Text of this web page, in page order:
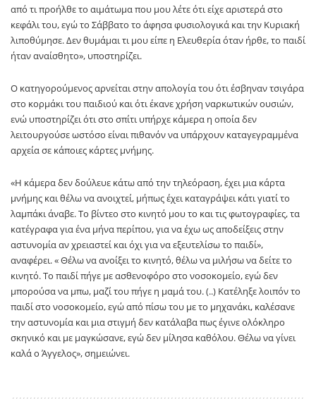
από τι προήλθε το αιμάτωμα που μου λέτε ότι είχε αριστερά στο
κεφάλι του, εγώ το Σάββατο το άφησα φυσιολογικά και την Κυριακή
λιποθύμησε. Δεν θυμάμαι τι μου είπε η Ελευθερία όταν ήρθε, το παιδί
ήταν αναίσθητο», υποστηρίζει.
Ο κατηγορούμενος αρνείται στην απολογία του ότι έσβηναν τσιγάρα
στο κορμάκι του παιδιού και ότι έκανε χρήση ναρκωτικών ουσιών,
ενώ υποστηρίζει ότι στο σπίτι υπήρχε κάμερα η οποία δεν
λειτουργούσε ωστόσο είναι πιθανόν να υπάρχουν καταγεγραμμένα
αρχεία σε κάποιες κάρτες μνήμης.
«Η κάμερα δεν δούλευε κάτω από την τηλεόραση, έχει μια κάρτα
μνήμης και θέλω να ανοιχτεί, μήπως έχει καταγράψει κάτι γιατί το
λαμπάκι άναβε. Το βίντεο στο κινητό μου το και τις φωτογραφίες, τα
κατέγραφα για ένα μήνα περίπου, για να έχω ως αποδείξεις στην
αστυνομία αν χρειαστεί και όχι για να εξευτελίσω το παιδί»,
αναφέρει. « Θέλω να ανοίξει το κινητό, θέλω να μιλήσω να δείτε το
κινητό. Το παιδί πήγε με ασθενοφόρο στο νοσοκομείο, εγώ δεν
μπορούσα να μπω, μαζί του πήγε η μαμά του. (..) Κατέληξε λοιπόν το
παιδί στο νοσοκομείο, εγώ από πίσω του με το μηχανάκι, καλέσανε
την αστυνομία και μια στιγμή δεν κατάλαβα πως έγινε ολόκληρο
σκηνικό και με μαγκώσανε, εγώ δεν μίλησα καθόλου. Θέλω να γίνει
καλά ο Άγγελος», σημειώνει.